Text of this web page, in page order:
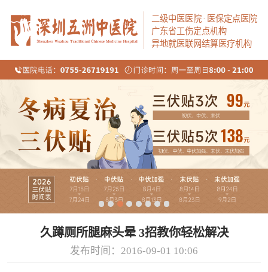
二级中医医院 · 医保定点医院
广东省工伤定点机构
异地就医联网结算医疗机构
久蹲厕所腿麻头晕 3招教你轻松解决
发布时间：2016-09-01 10:06